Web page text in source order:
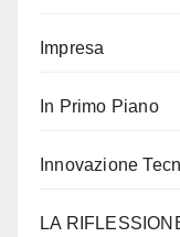
Impresa
In Primo Piano
Innovazione
LA